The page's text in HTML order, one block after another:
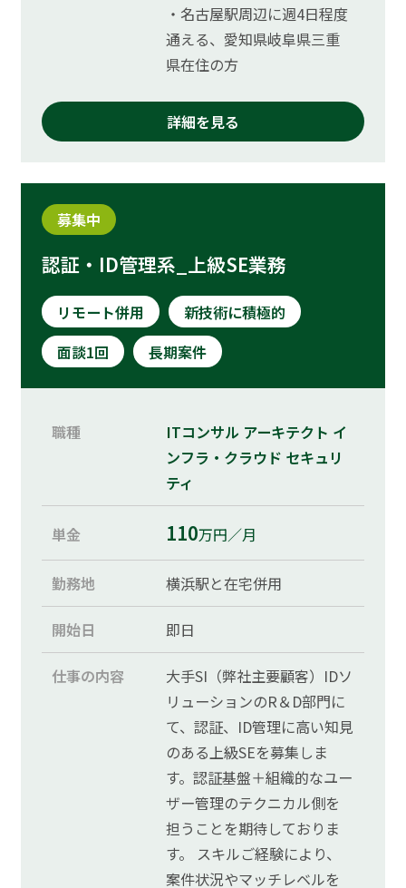
・名古屋駅周辺に週4日程度
通える、愛知県岐阜県三重
県在住の方
詳細を見る
募集中
認証・ID管理系_上級SE業務
リモート併用
新技術に積極的
面談1回
長期案件
職種 ITコンサル アーキテクト イ
ンフラ・クラウド セキュリ
ティ
単金 110万円／月
勤務地 横浜駅と在宅併用
開始日 即日
仕事の内容
大手SI（弊社主要顧客）IDソ
リューションのR＆D部門に
て、認証、ID管理に高い知見
のある上級SEを募集しま
す。認証基盤＋組織的なユー
ザー管理のテクニカル側を
担うことを期待しておりま
す。 スキルご経験により、
案件状況やマッチレベルを